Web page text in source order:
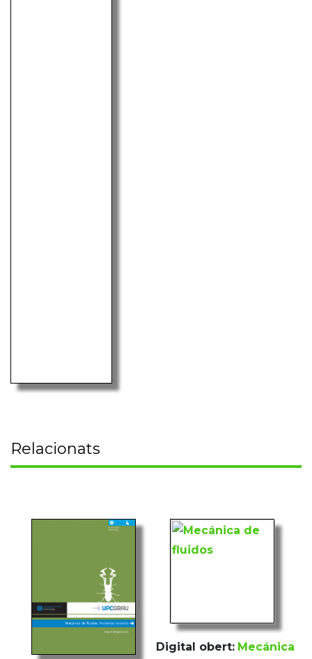
Relacionats
Digital obert: Mecánica